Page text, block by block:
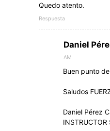
Quedo atento.
Respuesta
Daniel
AM
Buen punto
Saludos
Daniel Pérez
INSTRUCTOR